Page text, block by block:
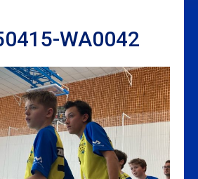
WA0042